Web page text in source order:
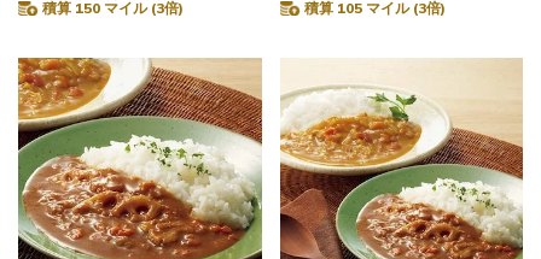
積算 150 マイル (3倍) 積算 105 マイル (3倍)